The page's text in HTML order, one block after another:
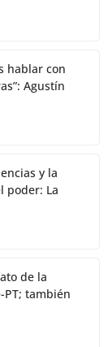
hablar con
Agustín
y la
poder: La
de la
PT; también